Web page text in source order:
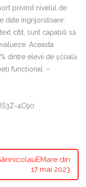
privind nivelul de
date îngrijorătoare:
citit, sunt capabili să
Aceasta
dintre elevii de școală
funcțional. –
4C90
din
17 mai 2023